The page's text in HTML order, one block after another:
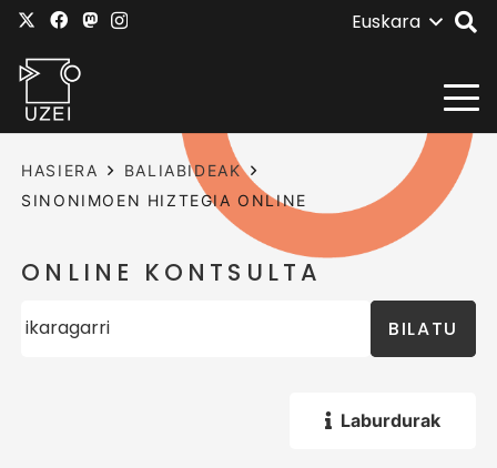
Euskara
HASIERA
BALIABIDEAK
SINONIMOEN HIZTEGIA ONLINE
ONLINE KONTSULTA
BILATU
Laburdurak